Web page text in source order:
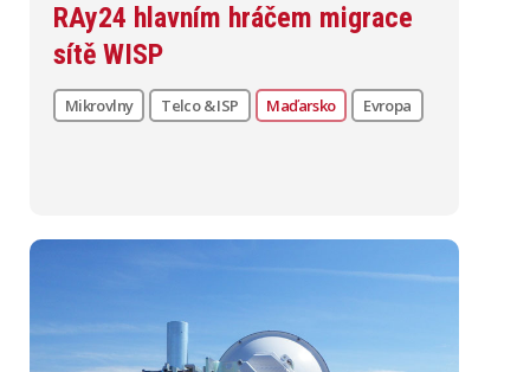
RAy24 hlavním hráčem migrace
sítě WISP
Mikrovlny Telco & ISP Maďarsko Evropa